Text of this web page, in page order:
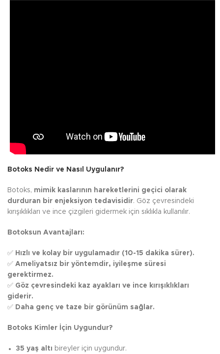
Botoks Nedir ve Nasıl Uygulanır?
Botoks, mimik kaslarının hareketlerini geçici olarak
durduran bir enjeksiyon tedavisidir. Göz çevresindeki
kırışıklıkları ve ince çizgileri gidermek için sıklıkla kullanılır.
Botoksun Avantajları:
✅ Hızlı ve kolay bir uygulamadır (10-15 dakika sürer).
✅ Ameliyatsız bir yöntemdir, iyileşme süresi
gerektirmez.
✅ Göz çevresindeki kaz ayakları ve ince kırışıklıkları
giderir.
✅ Daha genç ve taze bir görünüm sağlar.
Botoks Kimler İçin Uygundur?
35 yaş altı bireyler için uygundur.